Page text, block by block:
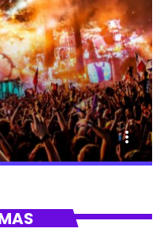
more_vert
Dantza Bizkaia!